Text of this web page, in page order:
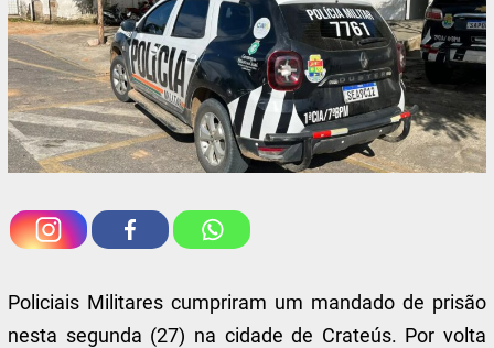
Policiais Militares cumpriram um mandado de prisão
nesta segunda (27) na cidade de Crateús. Por volta